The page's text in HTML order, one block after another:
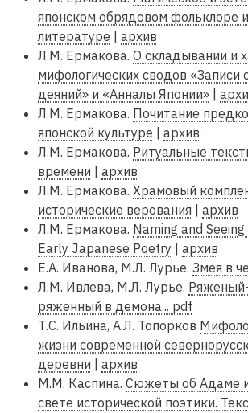
японском обрядовом фольклоре
литературе
архив
Л.М. Ермакова. О складывании и
мифологических сводов «Записи
деяний» и «Анналы Японии»
Л.М. Ермакова. Почитание
японской культуре
архив
Л.М. Ермакова. Ритуальные
времени
архив
Л.М. Ермакова. Храмовый
исторические верования
архив
Л.М. Ермакова. Naming and Seeing
Early Japanese Poetry
архив
Е.А. Иванова, М.Л. Лурье. Змея в
Л.М. Ивлева, М.Л. Лурье.
ряженный в демона... pdf
Т.С. Ильина, А.Л. Топорков
жизни современной
деревни
архив
М.М. Каспина. Сюжеты об Адаме
свете исторической поэтики.